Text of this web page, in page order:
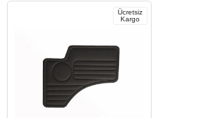
Ücretsiz
Kargo